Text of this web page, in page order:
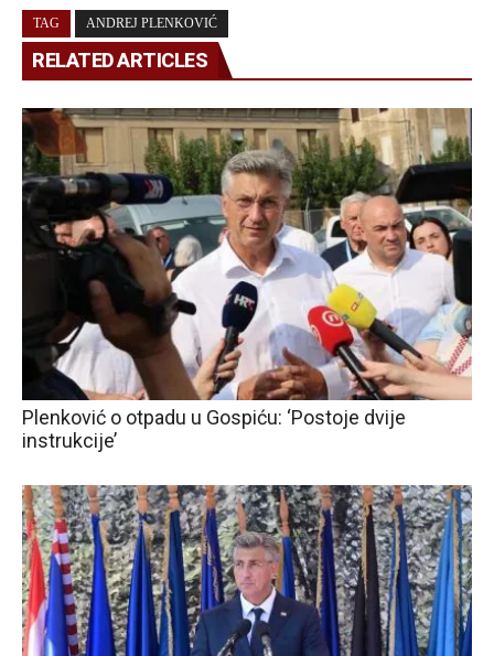
TAG ANDREJ PLENKOVIĆ
RELATED ARTICLES
Plenković o otpadu u Gospiću: ‘Postoje dvije
instrukcije’